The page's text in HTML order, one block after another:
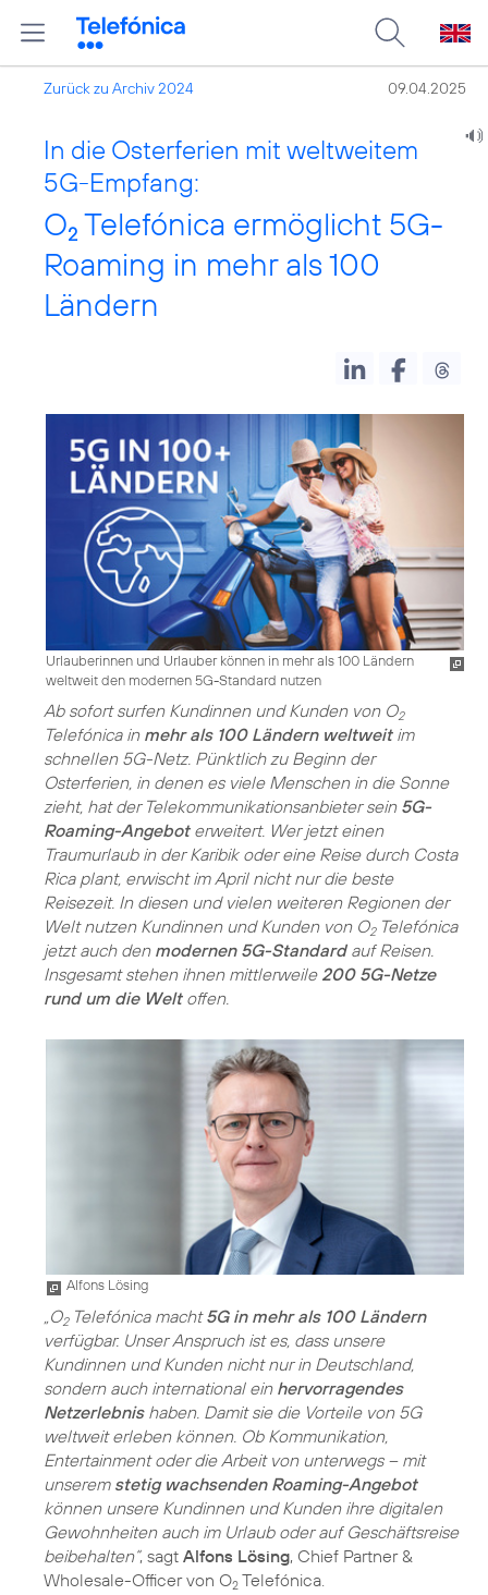
Zurück zu Archiv 2024 09.04.2025
In die Osterferien mit weltweitem
5G-Empfang:
O2 Telefónica ermöglicht 5G-
Roaming in mehr als 100
Ländern
Urlauberinnen und Urlauber können in mehr als 100 Ländern
weltweit den modernen 5G-Standard nutzen
Ab sofort surfen Kundinnen und Kunden von O2
Telefónica in mehr als 100 Ländern weltweitim
schnellen 5G-Netz. Pünktlich zu Beginn der
Osterferien, in denen es viele Menschen in die Sonne
zieht, hat der Telekommunikationsanbieter sein 5G-
Roaming-Angeboterweitert. Wer jetzt einen
Traumurlaub in der Karibik oder eine Reise durch Costa
Rica plant, erwischt im April nicht nur die beste
Reisezeit. In diesen und vielen weiteren Regionen der
Welt nutzen Kundinnen und Kunden von O2Telefónica
jetzt auch den modernen 5G-Standardauf Reisen.
Insgesamt stehen ihnen mittlerweile 200 5G-Netze
rund um die Weltoffen.
Alfons Lösing
„O2Telefónica macht5G in mehr als 100 Ländern
verfügbar. Unser Anspruch ist es, dass unsere
Kundinnen und Kunden nicht nur in Deutschland,
sondern auch international ein hervorragendes
Netzerlebnishaben. Damit sie die Vorteile von 5G
weltweit erleben können. Ob Kommunikation,
Entertainment oder die Arbeit von unterwegs – mit
unserem stetig wachsenden Roaming-Angebot
können unsere Kundinnen und Kunden ihre digitalen
Gewohnheiten auch im Urlaub oder auf Geschäftsreise
beibehalten“, sagt Alfons Lösing, Chief Partner &
Wholesale-Officer von O2 Telefónica.